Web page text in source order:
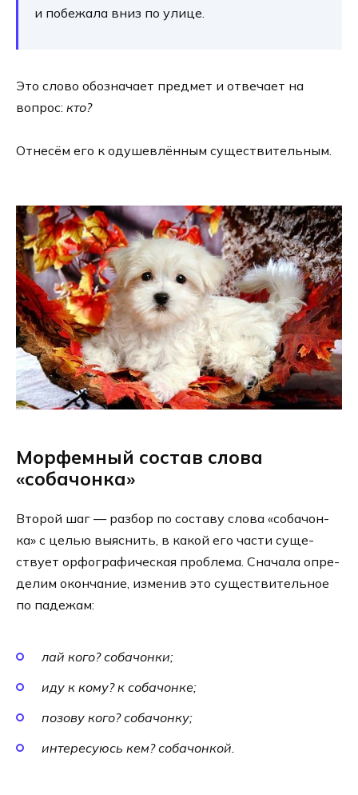
и побе­жа­ла вниз по ули­це.
Это сло­во обо­зна­ча­ет пред­мет и отве­ча­ет на
вопрос: кто?
Отнесём его к оду­шев­лён­ным суще­стви­тель­ным.
Морфемный состав слова
«собачонка»
Второй шаг — раз­бор по соста­ву сло­ва «соба­чон­
ка» с целью выяс­нить, в какой его части суще­
ству­ет орфо­гра­фи­че­ская про­бле­ма. Сначала опре­
де­лим окон­ча­ние, изме­нив это суще­стви­тель­ное
по паде­жам:
лай кого? соба­чонки;
иду к кому? к соба­чонке;
позо­ву кого? соба­чонку;
инте­ре­су­юсь кем? соба­чонкой.